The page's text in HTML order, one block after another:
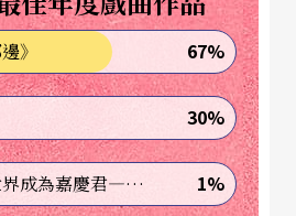
立的職業九甲劇團，經營者王
光復後成立的九甲劇團，多由
在台灣曾盛極一時，尤其流行
港鄉泉州厝及金門地區，然而
式微。目前台灣九甲戲班僅
》 67%
30%
《轉生到異世界成為嘉慶君—發現我的祖先是詐騙集團!?》 1%